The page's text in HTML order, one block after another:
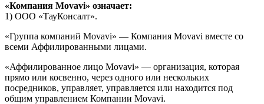
«Компания Movavi» означает:
1) ООО «ТауКонсалт».
«Группа компаний Movavi» — Компания Movavi вместе со
всеми Аффилированными лицами.
«Аффилированное лицо Movavi» — организация, которая
прямо или косвенно, через одного или нескольких
посредников, управляет, управляется или находится под
общим управлением Компании Movavi.